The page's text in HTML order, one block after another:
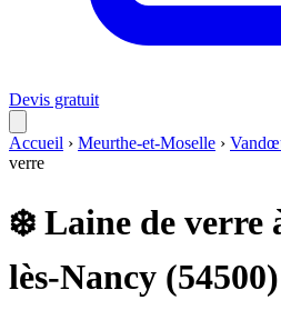
Devis gratuit
Accueil › Meurthe-et-Moselle ›
verre
❄️ Laine de verre
lès-Nancy (54500)